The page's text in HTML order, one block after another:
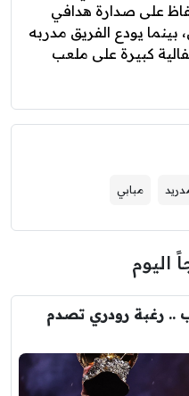
على صدارة هدافي
بينما يودع الفريق مدربه
كبيرة على ملعب
مبابي
اليوم
.. رغبة رودري تصدم